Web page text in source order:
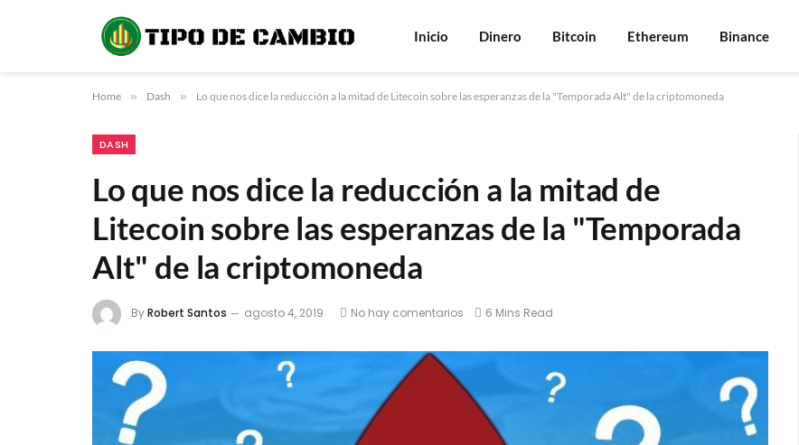
Inicio Dinero Bitcoin Ethereum Binance
Home » Dash » Lo que nos dice la reducción a la mitad de Litecoin sobre las esperanzas de la "Temporada Alt" de la criptomoneda
DASH
Lo que nos dice la reducción a la mitad de
Litecoin sobre las esperanzas de la "Temporada
Alt" de la criptomoneda
ByRobert Santos agosto 4, 2019 No hay comentarios 6 Mins Read